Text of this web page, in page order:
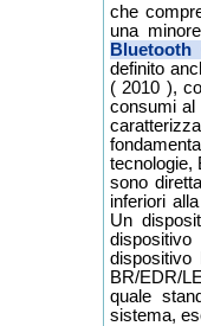
che
una
Bluetooth
definito
( 2010 ),
consumi al
tecnologie,
sono
inferiori
Un
BR/EDR/
quale
sistema,